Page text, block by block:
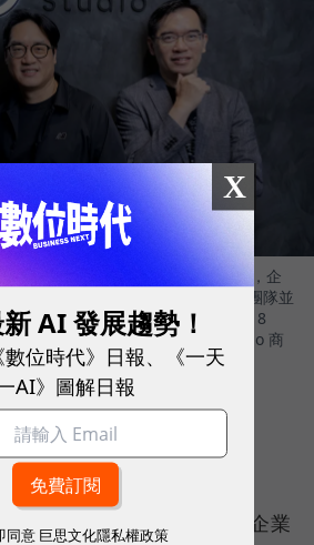
立企業 AI 員工團隊的平台 - ORRA，企
需求，生成具治理機制的 AI 員工團隊並
Studio 資深產品總監王婕、SUPER 8
人暨執行長陳子龍、SUPER 8 Studio 商
AI 員工更需要管理
正決定 AI 員工能否進入企業
X
AI 發展趨勢！
位時代》日報、《一天
AI》圖解日報
同意 巨思文化隱私權政策